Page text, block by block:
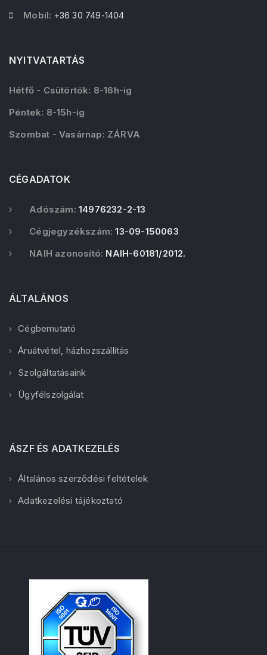
Mobil: +36 30 749-1404
NYITVATARTÁS
Hétfő - Csütörtök: 8-16h-ig
Péntek: 8-15h-ig
Szombat - Vasárnap: ZÁRVA
CÉGADATOK
Adószám: 14976232-2-13
Cégjegyzékszám: 13-09-150063
NAIH azonosító: NAIH-60181/2012.
ÁLTALÁNOS
Cégbemutató
Áruátvétel, házhozszállítás
Szolgáltatásaink
Ügyfélszolgálat
ÁSZF ÉS ADATKEZELÉS
Általános szerződési feltételek
Adatkezelési tájékoztató